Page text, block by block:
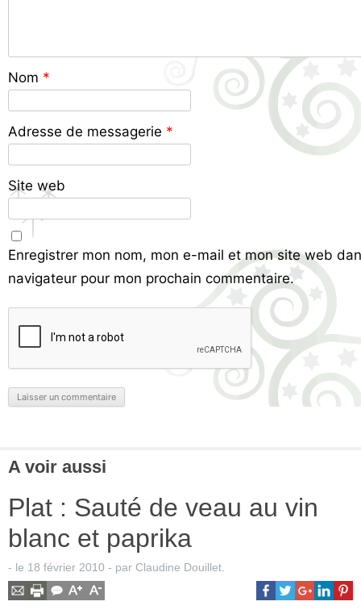
Nom *
Adresse de messagerie *
Site web
Enregistrer mon nom, mon e-mail et mon site web
navigateur pour mon prochain commentaire.
A voir aussi
Plat : Sauté de veau au vin
blanc et paprika
- le 18 février 2010 - par Claudine Douillet